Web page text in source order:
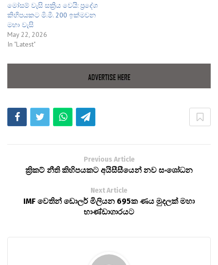
මෝසම් වැසි සක්‍රිය වෙයි: ප්‍රදේශ
කිහිපයකට මි.මී. 200 ඉක්මවන
මහා වැසි
May 22, 2026
In "Latest"
Previous Article
ක්‍රිකට් නීති කිහිපයකට අයිසීසීයෙන් නව සංශෝධන
Next Article
IMF වෙතින් ඩොලර් මිලියන 695ක ණය මුදලක් මහා
භාණ්ඩාගාරයට